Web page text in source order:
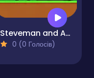
Steveman and Alexwoman
0 (0 Голосів)